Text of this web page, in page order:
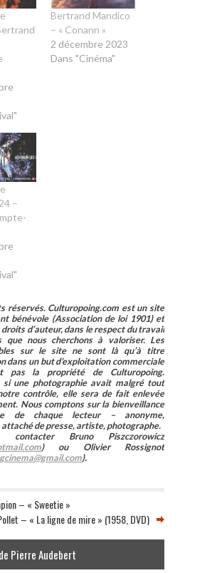
Bertrand Mandico
– « Conann »
2 décembre 2023
Dans "Cinéma"
–
réservés. Culturopoing.com est un site
bénévole (Association de loi 1901) et
d’auteur, dans le respect du travail
que nous cherchons à valoriser. Les
sur le site ne sont là qu’à titre
dans un but d’exploitation commerciale
pas la propriété de Culturopoing.
si une photographie avait malgré tout
contrôle, elle sera de fait enlevée
Nous comptons sur la bienveillance
de chaque lecteur – anonyme,
de presse, artiste, photographe.
Bruno Piszczorowicz
) ou Olivier Rossignot
).
– « Sweetie »
– « La ligne de mire » (1958, DVD)
Pierre Audebert